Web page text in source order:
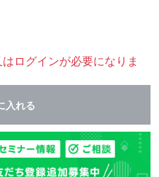
ログインが必要になりま
入れる